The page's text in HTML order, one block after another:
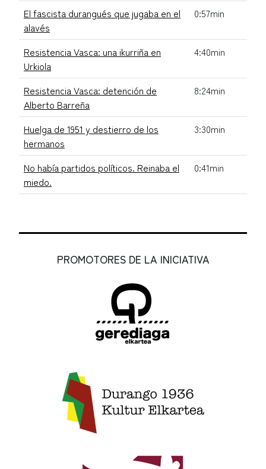
El fascista durangués que jugaba en el
alavés
0:57min
Resistencia Vasca: una ikurriña en
Urkiola
4:40min
Resistencia Vasca: detención de
Alberto Barreña
8:24min
Huelga de 1951 y destierro de los
hermanos
3:30min
No había partidos políticos. Reinaba el
miedo.
0:41min
PROMOTORES DE LA INICIATIVA